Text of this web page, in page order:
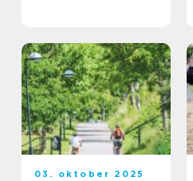
03. oktober 2025